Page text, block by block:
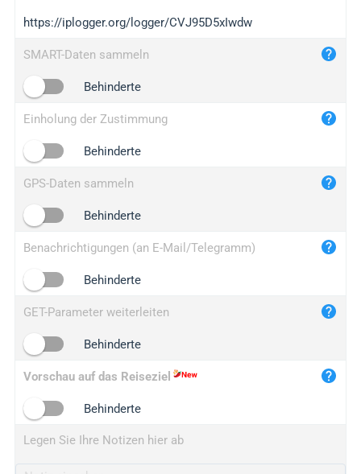
iplogger.com
maper.info
2no.co
yip.su
iplogger.info
https://iplogger.org/logger/CVJ95D5xIwdw
SMART-Daten sammeln
Behinderte
Einholung der Zustimmung
Behinderte
GPS-Daten sammeln
Behinderte
Benachrichtigungen (an E-Mail/Telegramm)
Behinderte
GET-Parameter weiterleiten
Behinderte
Vorschau auf das Reiseziel
Behinderte
Legen Sie Ihre Notizen hier ab